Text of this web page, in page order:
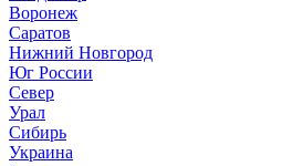
Воронеж
Саратов
Нижний Новгород
Юг России
Север
Урал
Сибирь
Украина